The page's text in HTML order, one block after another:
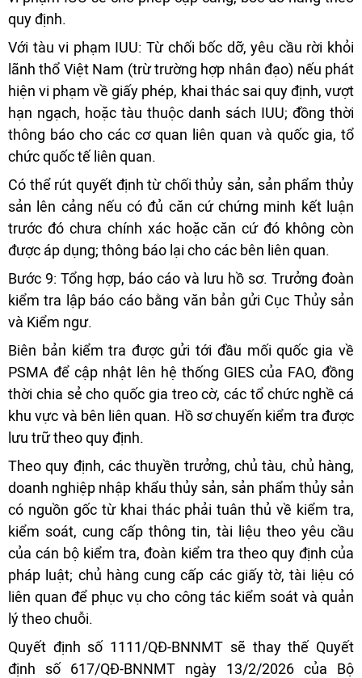
quy định.
Với tàu vi phạm IUU: Từ chối bốc dỡ, yêu cầu rời khỏi
lãnh thổ Việt Nam (trừ trường hợp nhân đạo) nếu phát
hiện vi phạm về giấy phép, khai thác sai quy định, vượt
hạn ngạch, hoặc tàu thuộc danh sách IUU; đồng thời
thông báo cho các cơ quan liên quan và quốc gia, tổ
chức quốc tế liên quan.
Có thể rút quyết định từ chối thủy sản, sản phẩm thủy
sản lên cảng nếu có đủ căn cứ chứng minh kết luận
trước đó chưa chính xác hoặc căn cứ đó không còn
được áp dụng; thông báo lại cho các bên liên quan.
Bước 9: Tổng hợp, báo cáo và lưu hồ sơ. Trưởng đoàn
kiểm tra lập báo cáo bằng văn bản gửi Cục Thủy sản
và Kiểm ngư.
Biên bản kiểm tra được gửi tới đầu mối quốc gia về
PSMA để cập nhật lên hệ thống GIES của FAO, đồng
thời chia sẻ cho quốc gia treo cờ, các tổ chức nghề cá
khu vực và bên liên quan. Hồ sơ chuyến kiểm tra được
lưu trữ theo quy định.
Theo quy định, các thuyền trưởng, chủ tàu, chủ hàng,
doanh nghiệp nhập khẩu thủy sản, sản phẩm thủy sản
có nguồn gốc từ khai thác phải tuân thủ về kiểm tra,
kiểm soát, cung cấp thông tin, tài liệu theo yêu cầu
của cán bộ kiểm tra, đoàn kiểm tra theo quy định của
pháp luật; chủ hàng cung cấp các giấy tờ, tài liệu có
liên quan để phục vụ cho công tác kiểm soát và quản
lý theo chuỗi.
Quyết định số 1111/QĐ-BNNMT sẽ thay thế Quyết
định số 617/QĐ-BNNMT ngày 13/2/2026 của Bộ